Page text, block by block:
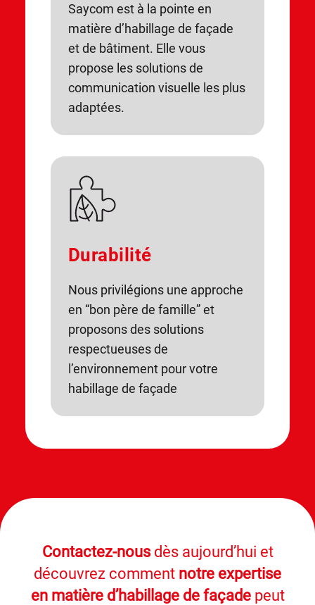
Saycom est à la pointe en
matière d’habillage de façade
et de bâtiment. Elle vous
propose les solutions de
communication visuelle les plus
adaptées.
Durabilité
Nous privilégions une approche
en “bon père de famille” et
proposons des solutions
respectueuses de
l’environnement pour votre
habillage de façade
Contactez-nousdès aujourd’hui et
découvrez comment notre expertise
en matière d’habillage de façadepeut